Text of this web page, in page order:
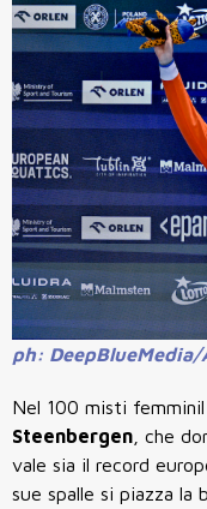
ph:
Nel 100 misti femminil
Steenbergen , che
vale sia il record
sue spalle si piazza la